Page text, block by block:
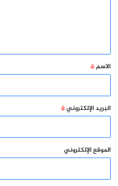
*
الاسم*
البريد الإلكتروني*
الموقع الإلكتروني